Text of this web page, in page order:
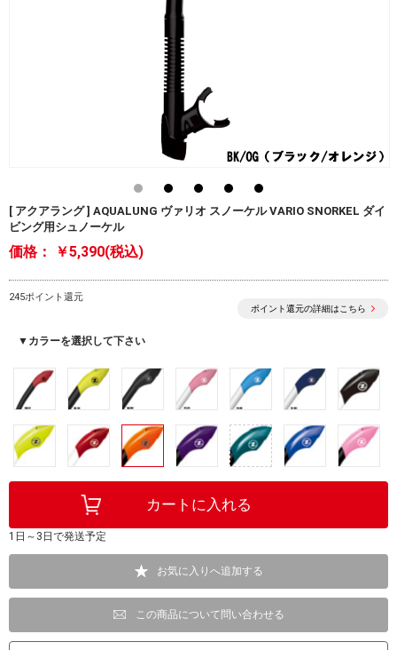
[ アクアラング ] AQUALUNG ヴァリオ スノーケル VARIO SNORKEL ダイ
ビング用シュノーケル
価格： ￥5,390(税込)
245ポイント還元
ポイント還元の詳細はこちら
▼カラーを選択して下さい
1日～3日で発送予定
お気に入りへ追加する
この商品について問い合わせる